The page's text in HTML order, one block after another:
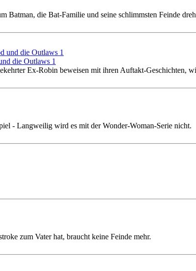
die Bat-Familie und seine schlimmsten Feinde
die Outlaws 1
Ex-Robin beweisen mit ihren Auftakt-Geschichten,
- Langweilig wird es mit der Wonder-Woman-Serie nicht.
zum Vater hat, braucht keine Feinde mehr.